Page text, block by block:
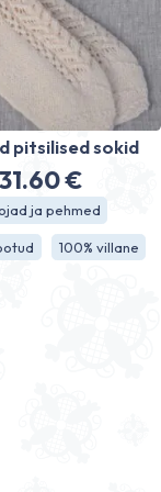
pitsilised sokid
31.60€
ja pehmed
100% villane